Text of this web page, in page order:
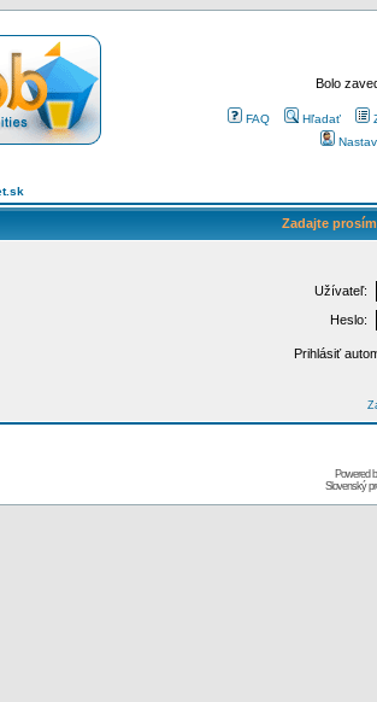
Bolo
FAQ Hľadať
Zadajte
Užívateľ:
Heslo:
Prihlásiť
Powered
Slovenský